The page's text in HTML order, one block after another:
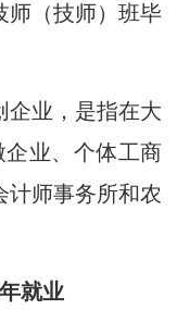
师（技师）班毕
企业，是指在大
业、个体工商
计师事务所和农
就业